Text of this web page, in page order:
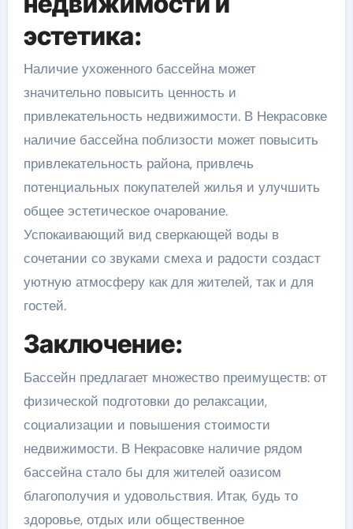
эстетика:
Наличие ухоженного бассейна может
значительно повысить ценность и
привлекательность недвижимости. В Некрасовке
наличие бассейна поблизости может повысить
привлекательность района, привлечь
потенциальных покупателей жилья и улучшить
общее эстетическое очарование.
Успокаивающий вид сверкающей воды в
сочетании со звуками смеха и радости создаст
уютную атмосферу как для жителей, так и для
гостей.
Заключение:
Бассейн предлагает множество преимуществ: от
физической подготовки до релаксации,
социализации и повышения стоимости
недвижимости. В Некрасовке наличие рядом
бассейна стало бы для жителей оазисом
благополучия и удовольствия. Итак, будь то
здоровье, отдых или общественное